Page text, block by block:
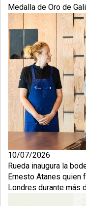
Medalla de Oro de
10/07/2026
Rueda inaugura la
Ernesto Atanes quien
Londres durante más